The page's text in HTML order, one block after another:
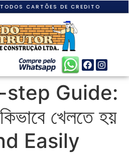
CARTÕES DE CREDITO
Guide:
খেলতে হয়
Easily